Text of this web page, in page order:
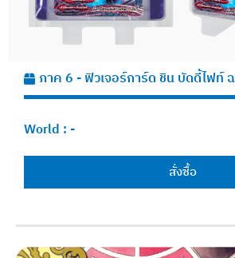
ภาค 6 - ฟิวเจอร์การ์ด ชิน บัดดี้ไฟท์
World : -
สั่งซื้อ